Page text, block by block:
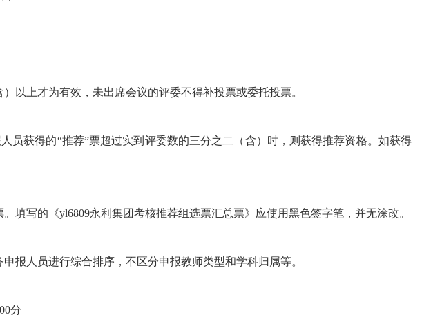
以上才为有效，未出席会议的评委不得补投票或委托投票。
员获得的“推荐”票超过实到评委数的三分之二（含）时，则获得推荐资格。如获得
填写的《yl6809永利集团考核推荐组选票汇总票》应使用黑色签字笔，并无涂改。
报人员进行综合排序，不区分申报教师类型和学科归属等。
00分